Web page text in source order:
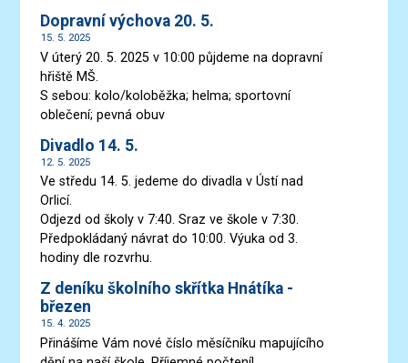
Dopravní výchova 20. 5.
15. 5. 2025
V úterý 20. 5. 2025 v 10:00 půjdeme na dopravní
hřiště MŠ.
S sebou: kolo/koloběžka; helma; sportovní
oblečení; pevná obuv
Divadlo 14. 5.
12. 5. 2025
Ve středu 14. 5. jedeme do divadla v Ústí nad
Orlicí.
Odjezd od školy v 7:40. Sraz ve škole v 7:30.
Předpokládaný návrat do 10:00. Výuka od 3.
hodiny dle rozvrhu.
Z deníku školního skřítka Hnátíka -
březen
15. 4. 2025
Přinášíme Vám nové číslo měsíčníku mapujícího